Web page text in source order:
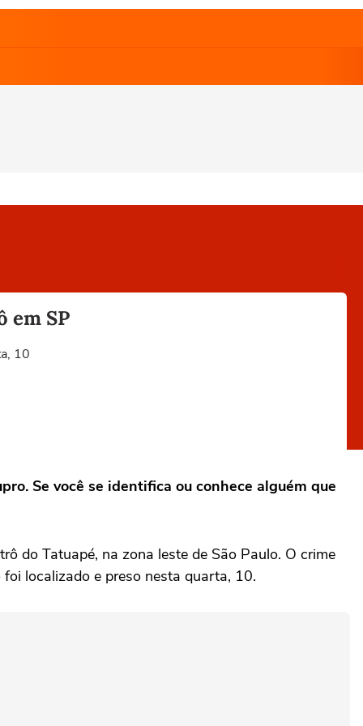
em SP
10
Se você se identifica ou conhece alguém que
do Tatuapé, na zona leste de São Paulo. O crime
localizado e preso nesta quarta, 10.